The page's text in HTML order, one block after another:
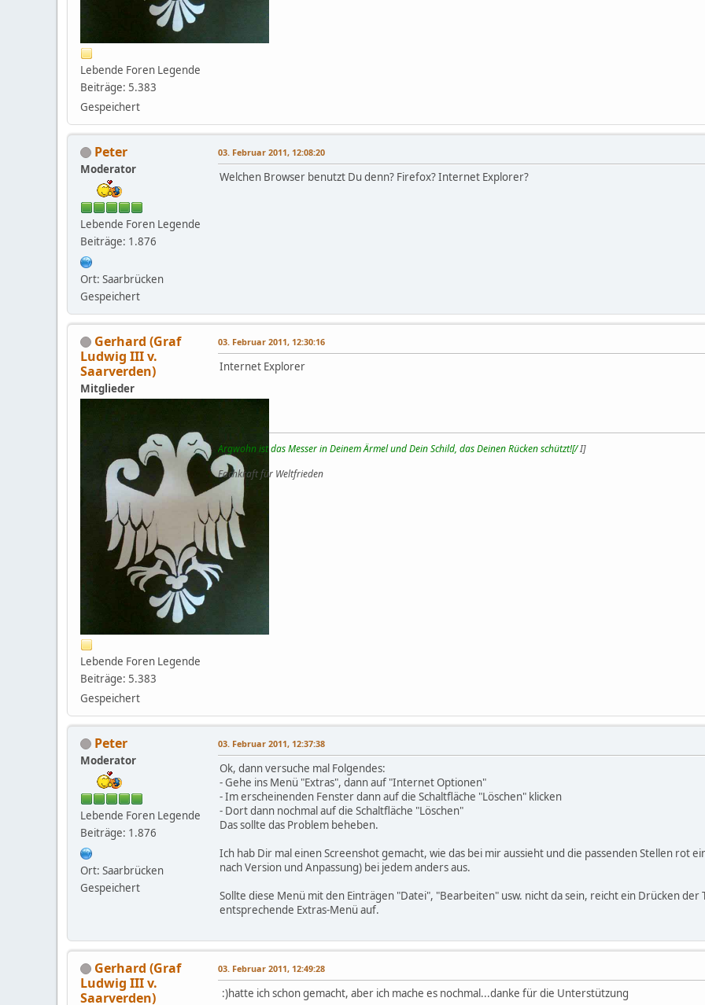
Lebende Foren Legende
Beiträge: 5.383
Gespeichert
Peter
Moderator
Lebende Foren Legende
Beiträge: 1.876
Ort: Saarbrücken
Gespeichert
03. Februar 2011, 12:08:20
Welchen Browser benutzt Du denn? Firefox? Internet Explorer?
Gerhard (Graf
Ludwig III v.
Saarverden)
Mitglieder
Lebende Foren Legende
Beiträge: 5.383
Gespeichert
03. Februar 2011, 12:30:16
Internet Explorer
Argwohn ist das Messer in Deinem Ärmel und Dein Schild, das Deinen Rücken schützt![/I]
Fachkraft für Weltfrieden
Peter
Moderator
Lebende Foren Legende
Beiträge: 1.876
Ort: Saarbrücken
Gespeichert
03. Februar 2011, 12:37:38
Ok, dann versuche mal Folgendes:
- Gehe ins Menü "Extras", dann auf "Internet Optionen"
- Im erscheinenden Fenster dann auf die Schaltfläche "Löschen" klicken
- Dort dann nochmal auf die Schaltfläche "Löschen"
Das sollte das Problem beheben.
Ich hab Dir mal einen Screenshot gemacht, wie das bei mir aussieht und die passenden Stellen
nach Version und Anpassung) bei jedem anders aus.
Sollte diese Menü mit den Einträgen "Datei", "Bearbeiten" usw. nicht da sein, reicht ein Drücken der
entsprechende Extras-Menü auf.
Gerhard (Graf
Ludwig III v.
Saarverden)
03. Februar 2011, 12:49:28
:)hatte ich schon gemacht, aber ich mache es nochmal...danke für die Unterstützung